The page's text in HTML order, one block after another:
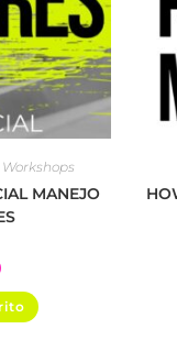
Workshops
MANEJO